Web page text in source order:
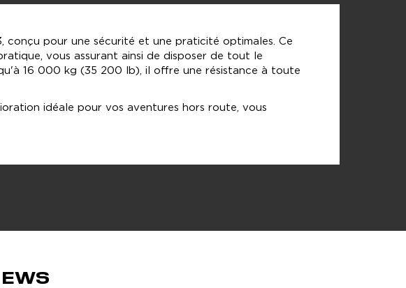
pour une sécurité et une praticité optimales. Ce
vous assurant ainsi de disposer de tout le
16 000 kg (35 200 lb), il offre une résistance à toute
idéale pour vos aventures hors route, vous